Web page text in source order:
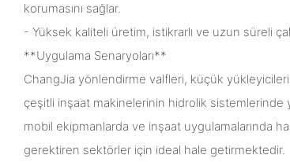
korumasını sağlar.
- Yüksek kaliteli üretim, istikrarlı ve uzun süreli
**Uygulama Senaryoları**
ChangJia yönlendirme valfleri, küçük
çeşitli inşaat makinelerinin hidrolik sistemlerinde
mobil ekipmanlarda ve inşaat uygulamalarında
gerektiren sektörler için ideal hale getirmektedir.